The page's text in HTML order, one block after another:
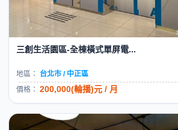
三創生活園區-全棟橫式單屏電...
地區：
台北市 / 中正區
價格： 200,000(輪播)元 / 月